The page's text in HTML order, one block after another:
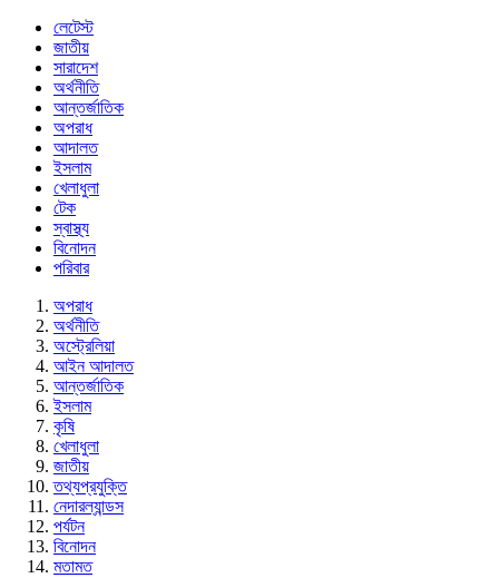
লেটেস্ট
জাতীয়
সারাদেশ
অর্থনীতি
আন্তর্জাতিক
অপরাধ
আদালত
ইসলাম
খেলাধুলা
টেক
স্বাস্থ্য
বিনোদন
পরিবার
অপরাধ
অর্থনীতি
অস্ট্রেলিয়া
আইন আদালত
আন্তর্জাতিক
ইসলাম
কৃষি
খেলাধুলা
জাতীয়
তথ্যপ্রযুক্তি
নেদারল্যান্ডস
পর্যটন
বিনোদন
মতামত